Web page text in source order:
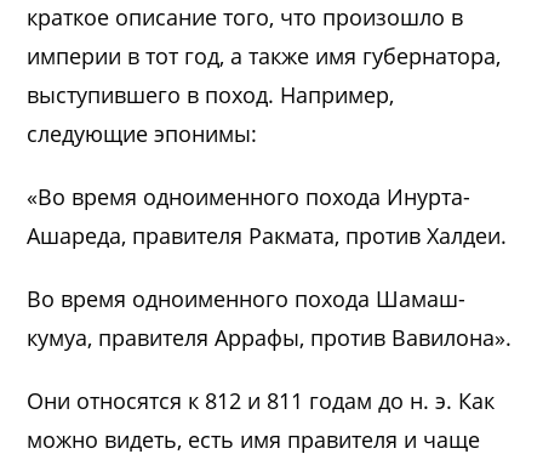
краткое описание того, что произошло в
империи в тот год, а также имя губернатора,
выступившего в поход. Например,
следующие эпонимы:
«Во время одноименного похода Инурта-
Ашареда, правителя Ракмата, против Халдеи.
Во время одноименного похода Шамаш-
кумуа, правителя Аррафы, против Вавилона».
Они относятся к 812 и 811 годам до н. э. Как
можно видеть, есть имя правителя и чаще